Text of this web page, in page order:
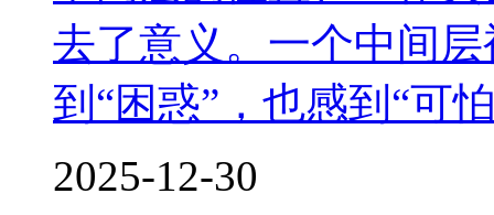
去了意义。一个中间
到“困惑”，也感到“可
2025-12-30